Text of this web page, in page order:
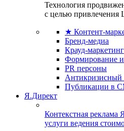
Технология
с целью привлечения
★ Контент-
Бренд-медиа
Крауд-маркетинг
Формирование
PR персоны
Антикризисный
Публикации в
Я.Директ
Контекстная реклама
услуги ведения